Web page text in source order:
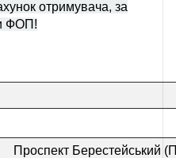
отримувача, за
ФОП!
Проспект Берестейський